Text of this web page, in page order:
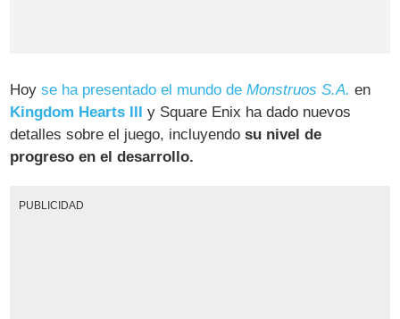
Hoyse ha presentado el mundo deMonstruos S.A. en
Kingdom Hearts III y Square Enix ha dado nuevos
detalles sobre el juego, incluyendosu nivel de
progreso en el desarrollo.
PUBLICIDAD